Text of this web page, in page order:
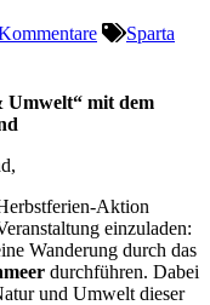
Sparta
mit dem
Aktion
einzuladen:
Wanderung durch das
durchführen. Dabei
und Umwelt dieser